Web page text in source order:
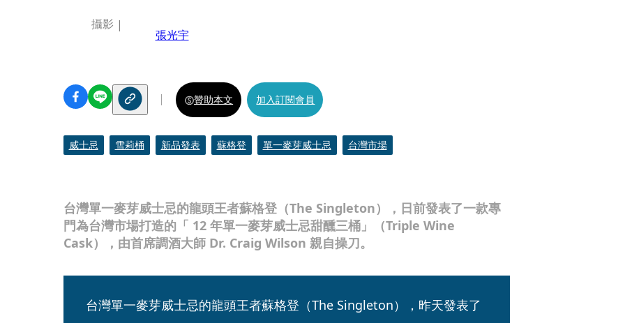
台灣單一麥芽威士忌的龍頭王者蘇格登（The Singleton），日前發表了一款專
門為台灣市場打造的「 12 年單一麥芽威士忌甜醺三桶」（Triple Wine
Cask），由首席調酒大師 Dr. Craig Wilson 親自操刀。
攝影
張光宇
贊助本文 加入訂閱會員
威士忌 雪莉桶 新品發表 蘇格登 單一麥芽威士忌 台灣市場
台灣單一麥芽威士忌的龍頭王者蘇格登（The Singleton），昨天發表了